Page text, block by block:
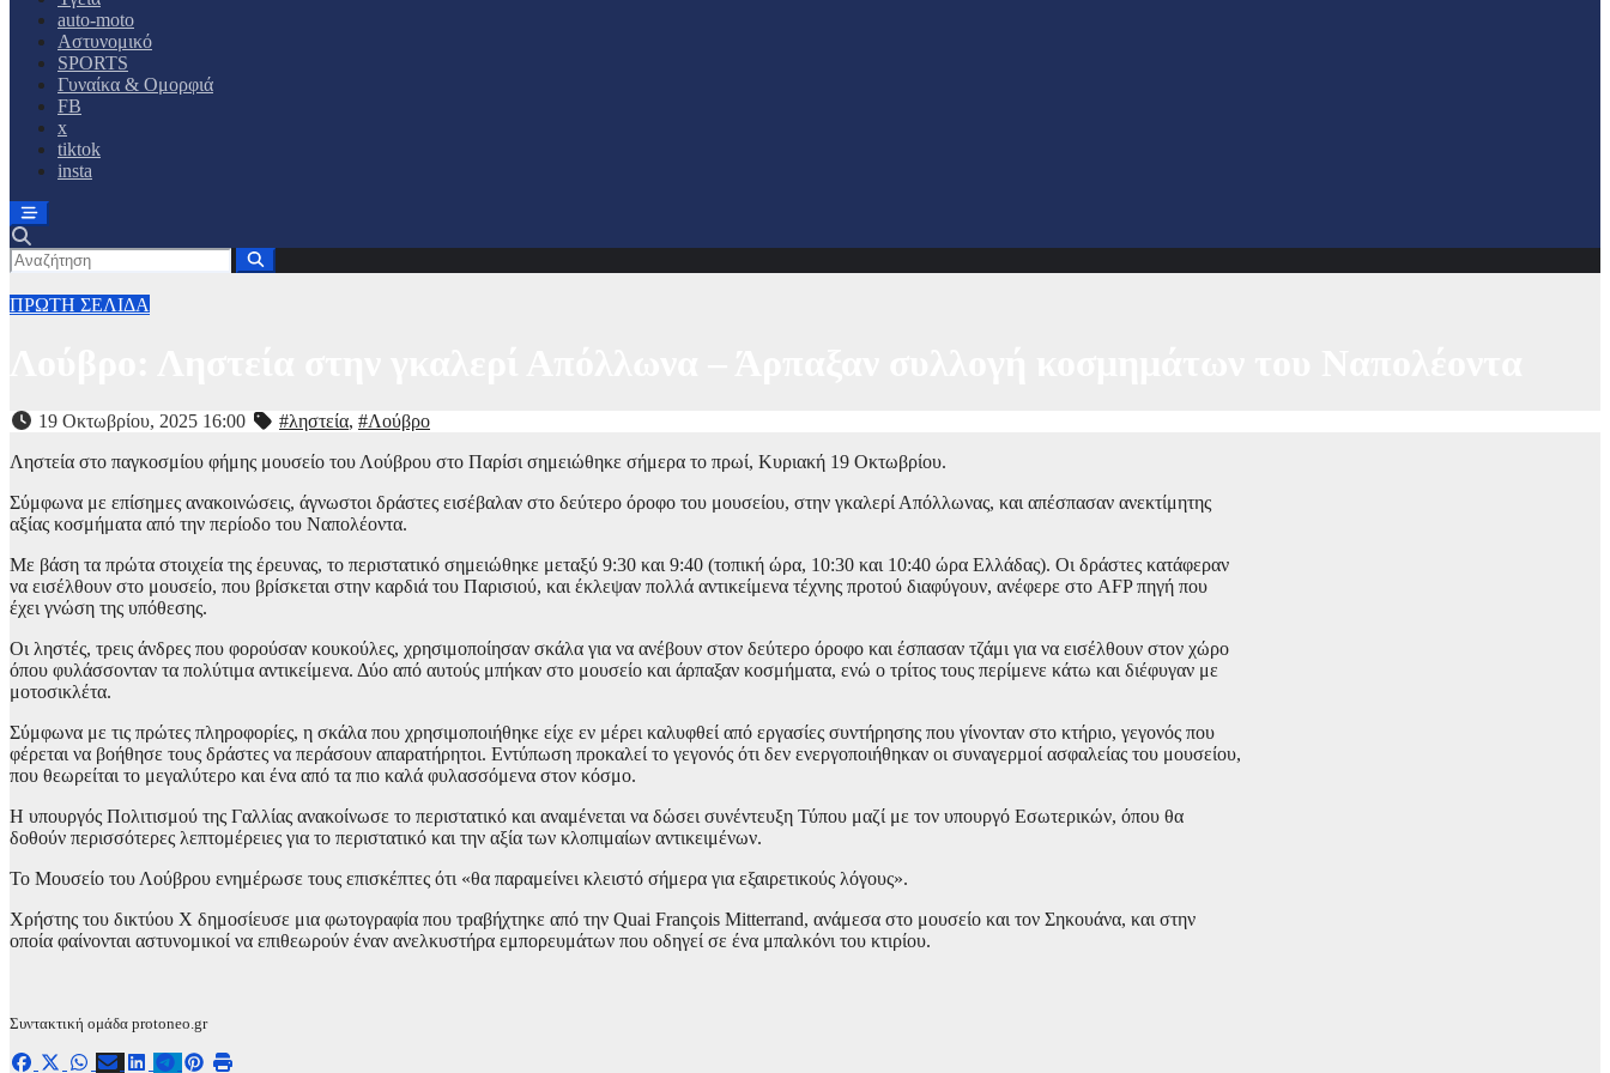
auto-moto
Αστυνομικό
SPORTS
Γυναίκα & Ομορφιά
FB
x
tiktok
insta
ΠΡΩΤΗ ΣΕΛΙΔΑ
19 Οκτωβρίου, 2025 16:00 #ληστεία, #Λούβρο
Ληστεία στο παγκοσμίου φήμης μουσείο του Λούβρου στο Παρίσι σημειώθηκε σήμερα το πρωί, Κυριακή 19 Οκτωβρίου.
Σύμφωνα με επίσημες ανακοινώσεις, άγνωστοι δράστες εισέβαλαν στο δεύτερο όροφο του μουσείου, στην γκαλερί Απόλλωνας, και απέσπασαν ανεκτίμητης
αξίας κοσμήματα από την περίοδο του Ναπολέοντα.
Με βάση τα πρώτα στοιχεία της έρευνας, το περιστατικό σημειώθηκε μεταξύ 9:30 και 9:40 (τοπική ώρα, 10:30 και 10:40 ώρα Ελλάδας). Οι δράστες κατάφεραν
να εισέλθουν στο μουσείο, που βρίσκεται στην καρδιά του Παρισιού, και έκλεψαν πολλά αντικείμενα τέχνης προτού διαφύγουν, ανέφερε στο AFP πηγή που
έχει γνώση της υπόθεσης.
Οι ληστές, τρεις άνδρες που φορούσαν κουκούλες, χρησιμοποίησαν σκάλα για να ανέβουν στον δεύτερο όροφο και έσπασαν τζάμι για να εισέλθουν στον χώρο
όπου φυλάσσονταν τα πολύτιμα αντικείμενα. Δύο από αυτούς μπήκαν στο μουσείο και άρπαξαν κοσμήματα, ενώ ο τρίτος τους περίμενε κάτω και διέφυγαν με
μοτοσικλέτα.
Σύμφωνα με τις πρώτες πληροφορίες, η σκάλα που χρησιμοποιήθηκε είχε εν μέρει καλυφθεί από εργασίες συντήρησης που γίνονταν στο κτήριο, γεγονός που
φέρεται να βοήθησε τους δράστες να περάσουν απαρατήρητοι. Εντύπωση προκαλεί το γεγονός ότι δεν ενεργοποιήθηκαν οι συναγερμοί ασφαλείας του μουσείου,
που θεωρείται το μεγαλύτερο και ένα από τα πιο καλά φυλασσόμενα στον κόσμο.
Η υπουργός Πολιτισμού της Γαλλίας ανακοίνωσε το περιστατικό και αναμένεται να δώσει συνέντευξη Τύπου μαζί με τον υπουργό Εσωτερικών, όπου θα
δοθούν περισσότερες λεπτομέρειες για το περιστατικό και την αξία των κλοπιμαίων αντικειμένων.
Το Μουσείο του Λούβρου ενημέρωσε τους επισκέπτες ότι «θα παραμείνει κλειστό σήμερα για εξαιρετικούς λόγους».
Χρήστης του δικτύου X δημοσίευσε μια φωτογραφία που τραβήχτηκε από την Quai François Mitterrand, ανάμεσα στο μουσείο και τον Σηκουάνα, και στην
οποία φαίνονται αστυνομικοί να επιθεωρούν έναν ανελκυστήρα εμπορευμάτων που οδηγεί σε ένα μπαλκόνι του κτιρίου.
Συντακτική ομάδα protoneo.gr